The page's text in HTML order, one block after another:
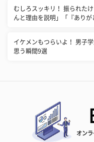
むしろスッキリ！ 振られた
んと理由を説明」「『ありが
イケメンもつらいよ！ 男子
思う瞬間9選
オン